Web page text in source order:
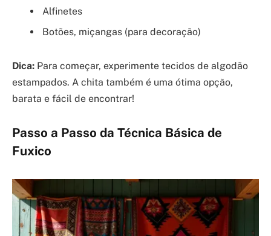
Alfinetes
Botões, miçangas (para decoração)
Dica: Para começar, experimente tecidos de algodão
estampados. A chita também é uma ótima opção,
barata e fácil de encontrar!
Passo a Passo da Técnica Básica de
Fuxico